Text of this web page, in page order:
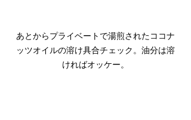
あとからプライベートで湯煎されたココナ
ッツオイルの溶け具合チェック。油分は溶
ければオッケー。